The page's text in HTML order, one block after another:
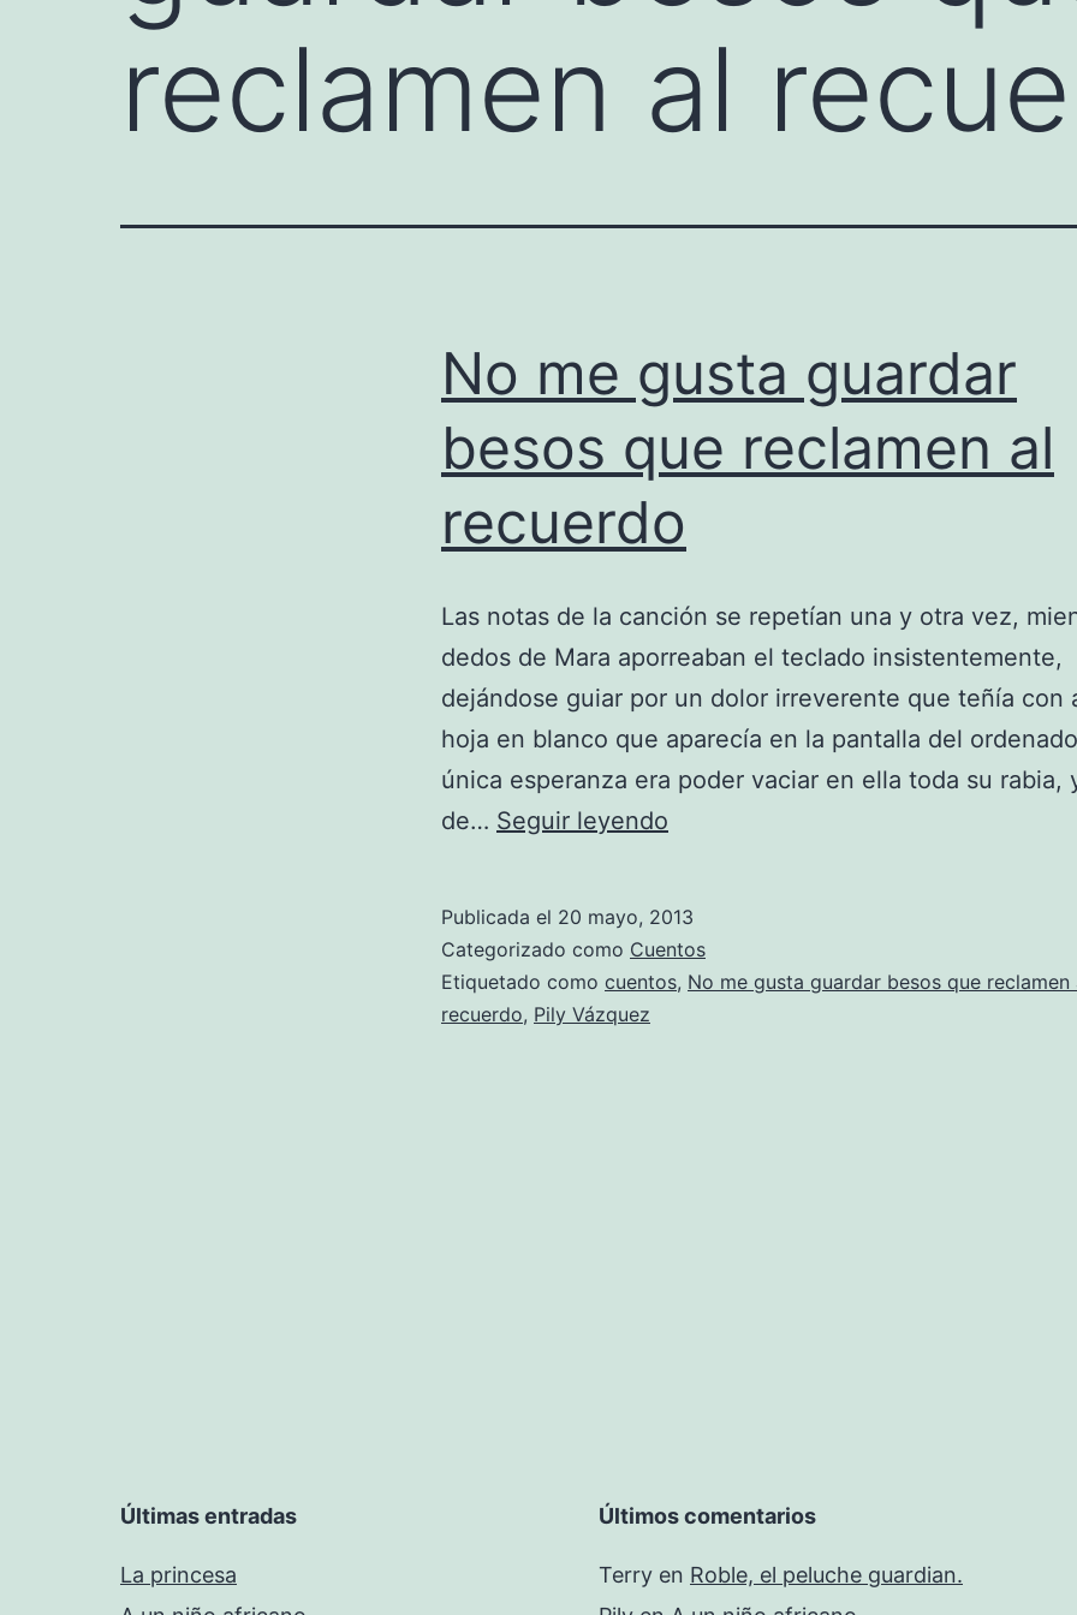
reclamen al
No me gusta guardar
besos que reclamen al
recuerdo
Las notas de la canción se repetían una y otra vez,
dedos de Mara aporreaban el teclado insistentemente,
dejándose guiar por un dolor irreverente que teñía con
hoja en blanco que aparecía en la pantalla del
única esperanza era poder vaciar en ella toda su rabia,
de… Seguir leyendo
guardar
besos
Publicada el 20 mayo, 2013
Categorizado como Cuentos
Etiquetado como cuentos, No me gusta guardar besos que reclamen
recuerdo, Pily Vázquez
Últimas entradas
La princesa
Últimos comentarios
Terry en Roble, el peluche guardian.